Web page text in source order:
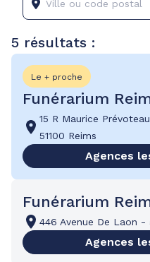
5 résultats :
Le + proche
Funérarium
15 R Maurice Prévoteau
51100 Reims
Agences
Funérarium
446 Avenue De Laon -
Agences